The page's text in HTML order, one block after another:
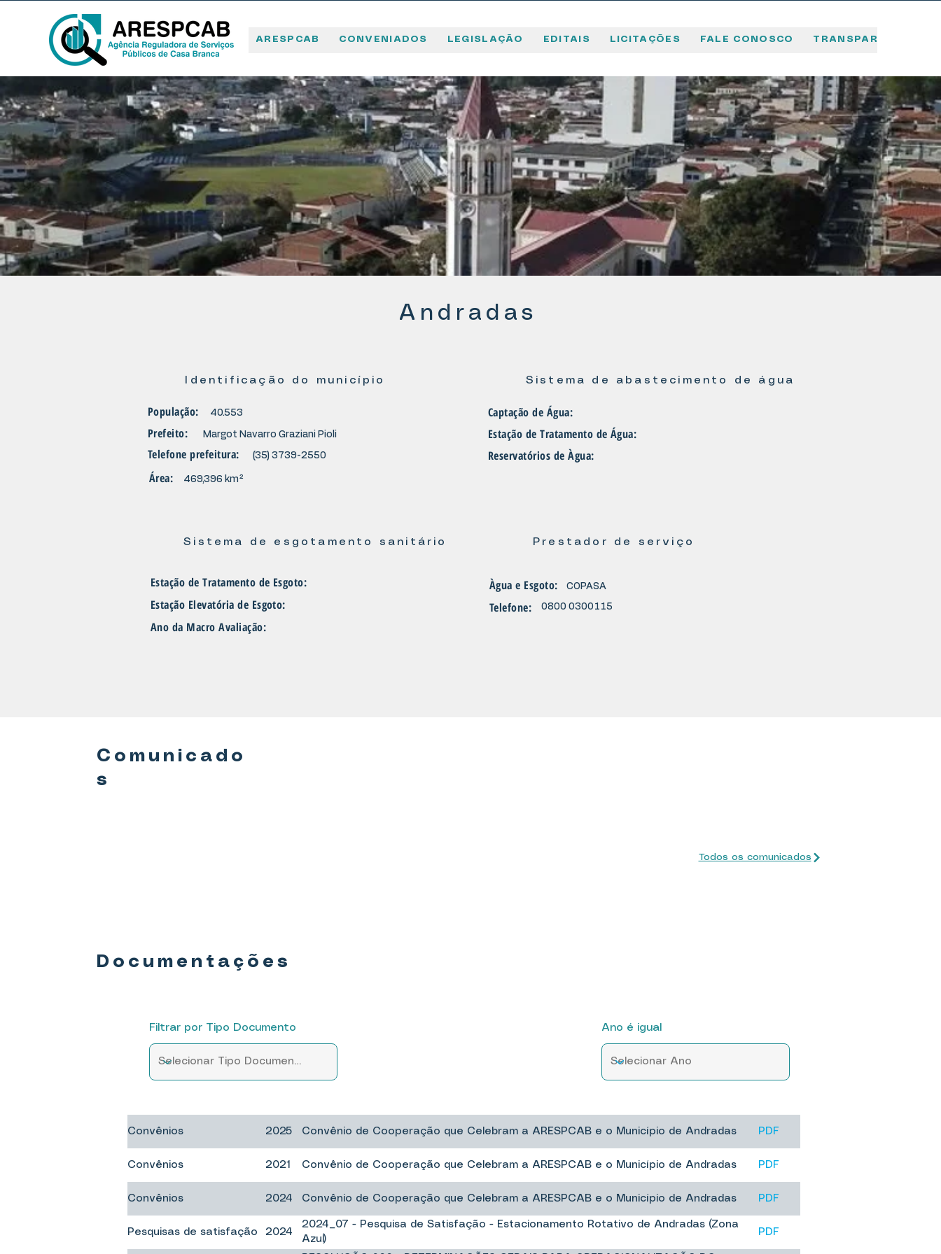
ARESPCAB CONVENIADOS LEGISLAÇÃO EDITAIS LICITAÇÕES FALE CONOSCO TRANSPARÊNCIA
Andradas
Identificação do município
População: 40.553
Prefeito: Margot Navarro Graziani Pioli
Telefone prefeitura: (35) 3739-2550
Área: 469,396 km²
Sistema de esgotamento sanitário
Estação de Tratamento de Esgoto:
Estação Elevatória de Esgoto:
Ano da Macro Avaliação:
Sistema de abastecimento de água
Captação de Água:
Estação de Tratamento de Água:
Reservatórios de Àgua:
Prestador de serviço
Àgua e Esgoto: COPASA
Telefone: 0800 0300115
Comunicado
s
Todos os comunicados
Documentações
Filtrar por Tipo Documento Ano é igual
Convênios 2025 Convênio de Cooperação que Celebram a ARESPCAB e o Município de Andradas PDF
Convênios 2021 Convênio de Cooperação que Celebram a ARESPCAB e o Município de Andradas PDF
Convênios 2024 Convênio de Cooperação que Celebram a ARESPCAB e o Município de Andradas PDF
Pesquisas de satisfação 2024
2024_07 - Pesquisa de Satisfação - Estacionamento Rotativo de Andradas (Zona
Azul)
PDF